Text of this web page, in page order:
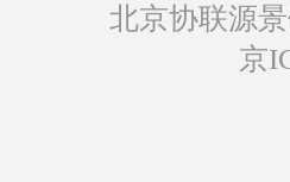
北京协联源
京